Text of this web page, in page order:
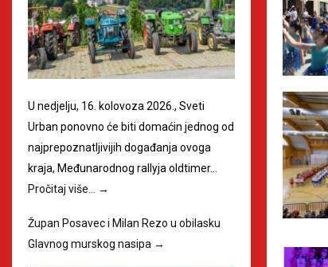
U nedjelju, 16. kolovoza 2026., Sveti
Urban ponovno će biti domaćin jednog od
najprepoznatljivijih događanja ovoga
kraja, Međunarodnog rallyja oldtimer…
Pročitaj više…
→
Župan Posavec i Milan Rezo u obilasku
Glavnog murskog nasipa →